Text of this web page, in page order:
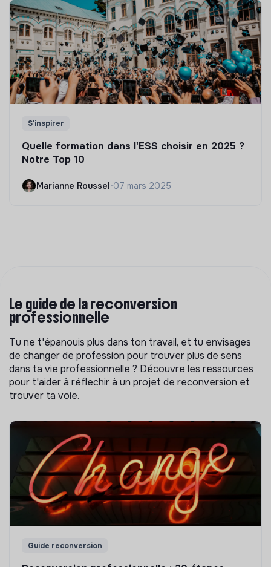
S'inspirer
Quelle formation dans l'ESS choisir en 2025 ?
Notre Top 10
Marianne Roussel•07 mars 2025
Le guide de la reconversion
professionnelle
Tu ne t'épanouis plus dans ton travail, et tu envisages
de changer de profession pour trouver plus de sens
dans ta vie professionnelle ? Découvre les ressources
pour t'aider à réflechir à un projet de reconversion et
trouver ta voie.
Guide reconversion